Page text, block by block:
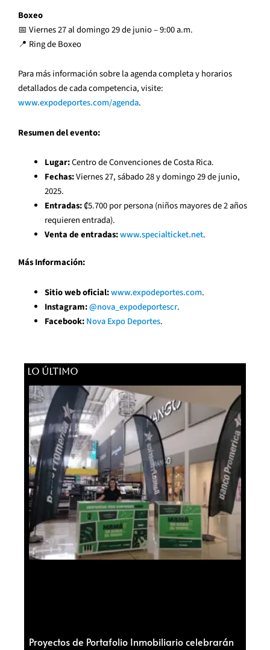
Boxeo
📅 Viernes 27 al domingo 29 de junio – 9:00 a.m.
📍 Ring de Boxeo
Para más información sobre la agenda completa y horarios
detallados de cada competencia, visite:
www.expodeportes.com/agenda.
Resumen del evento:
Lugar:Centro de Convenciones de Costa Rica.
Fechas:Viernes 27, sábado 28 y domingo 29 de junio,
2025.
Entradas:₡5.700 por persona (niños mayores de 2 años
requieren entrada).
Venta de entradas:www.specialticket.net.
Más Información:
Sitio web oficial:www.expodeportes.com.
Instagram:@nova_expodeportescr.
Facebook: Nova Expo Deportes.
LO ÚLTIMO
Proyectos de Portafolio Inmobiliario celebrarán